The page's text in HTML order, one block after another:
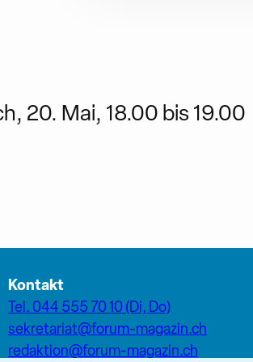
20. Mai, 18.00 bis 19.00
Kontakt
Tel. 044 555 70 10 (Di, Do)
sekretariat@forum-magazin.ch
redaktion@forum-magazin.ch